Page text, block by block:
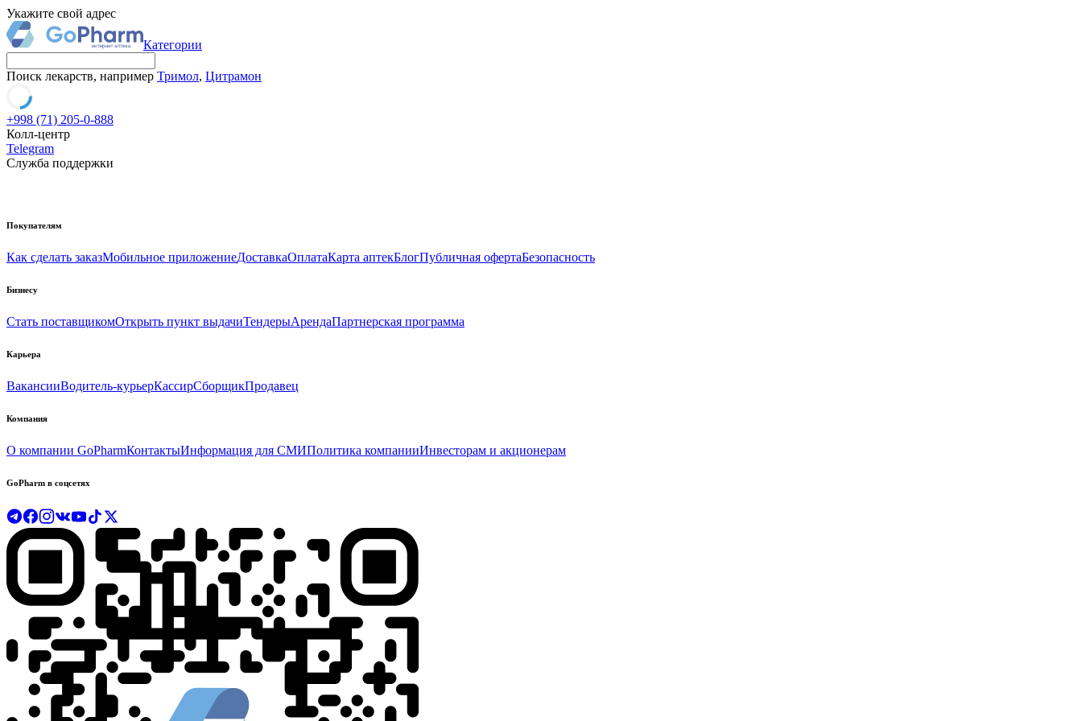
Укажите свой адрес
Категории
Поиск лекарств, например Тримол, Цитрамон
+998 (71) 205-0-888
Колл-центр
Telegram
Служба поддержки
Покупателям
Как сделать заказМобильное приложениеДоставкаОплатаКарта аптекБлогПубличная офертаБезопасность
Бизнесу
Стать поставщикомОткрыть пункт выдачиТендерыАрендаПартнерская программа
Карьера
ВакансииВодитель-курьерКассирСборщикПродавец
Компания
О компании GoPharmКонтактыИнформация для СМИПолитика компанииИнвесторам и акционерам
GoPharm в соцсетях